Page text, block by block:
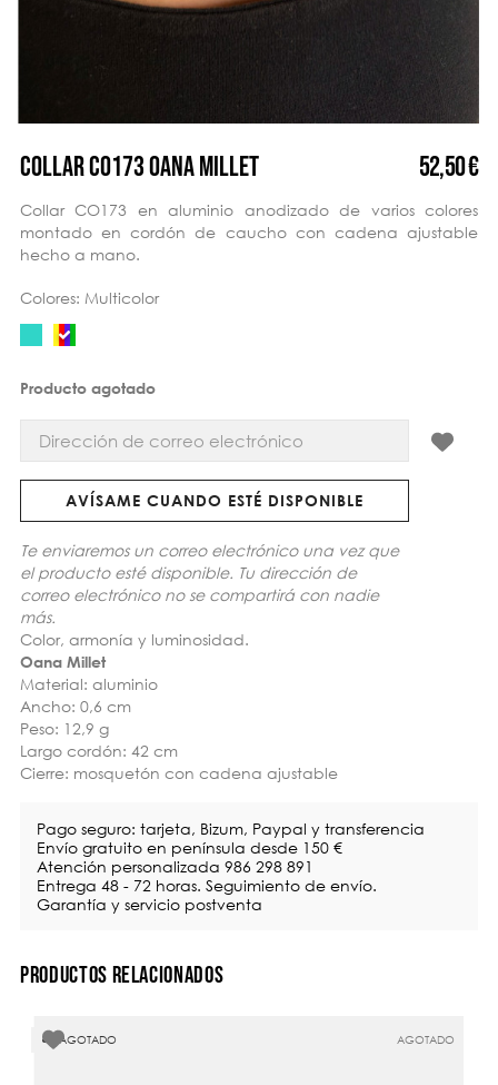
COLLAR CO173 OANA MILLET 52,50 €
Collar CO173 en aluminio anodizado de varios colores
montado en cordón de caucho con cadena ajustable
hecho a mano.
Colores: Multicolor
Producto agotado
AVÍSAME CUANDO ESTÉ DISPONIBLE
Te enviaremos un correo electrónico una vez que
el producto esté disponible. Tu dirección de
correo electrónico no se compartirá con nadie
más.
Color, armonía y luminosidad.
Oana Millet
Material: aluminio
Ancho: 0,6 cm
Peso: 12,9 g
Largo cordón: 42 cm
Cierre: mosquetón con cadena ajustable
Pago seguro: tarjeta, Bizum, Paypal y transferencia
Envío gratuito en península desde 150 €
Atención personalizada 986 298 891
Entrega 48 - 72 horas. Seguimiento de envío.
Garantía y servicio postventa
PRODUCTOS RELACIONADOS
AGOTADO AGOTADO